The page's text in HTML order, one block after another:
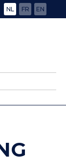
NL FR EN